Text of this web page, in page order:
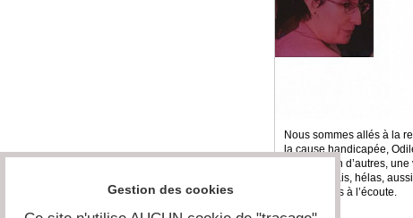
Nous sommes allés à la
la cause handicapée,
celle de t’en d’autres,
maladie mais, hélas,
pas toujours à l’écoute.
Gestion des cookies